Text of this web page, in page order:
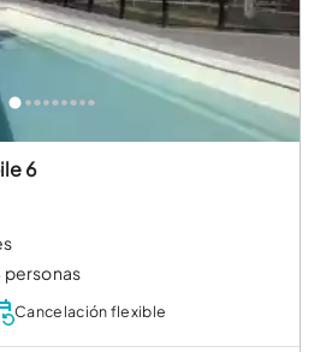
6
personas
Cancelación flexible